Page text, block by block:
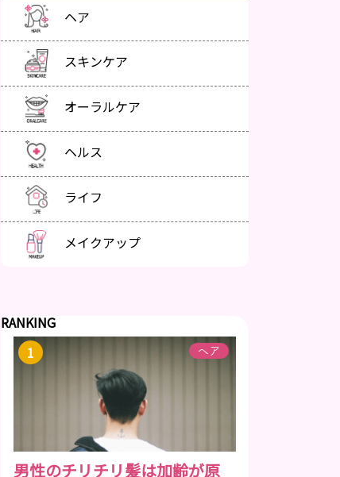
ヘア
スキンケア
オーラルケア
ヘルス
ライフ
メイクアップ
RANKING
ヘア
男性のチリチリ髪は加齢が原